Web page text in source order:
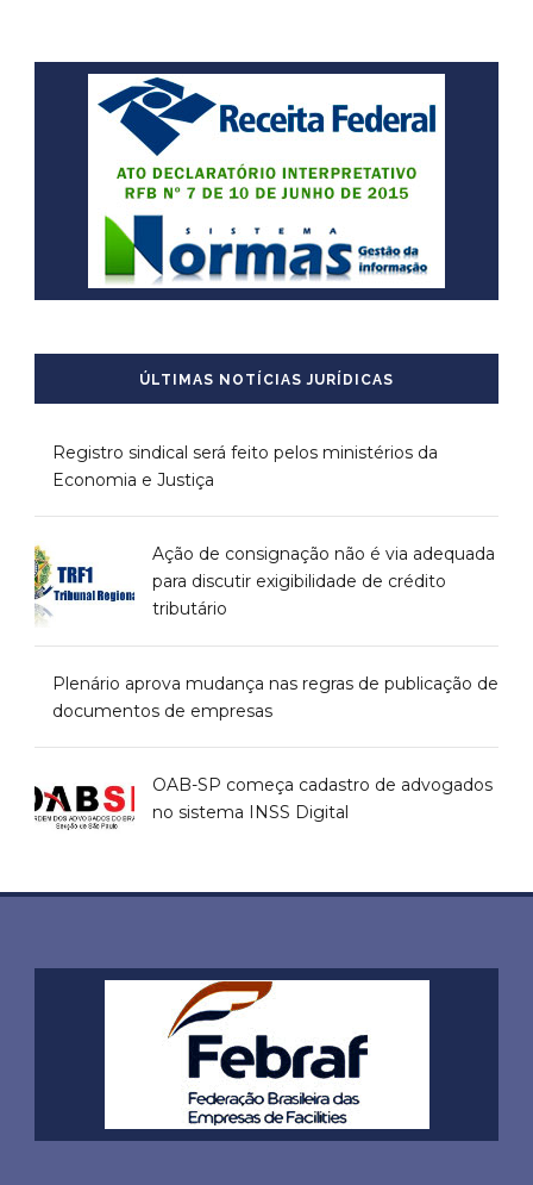
ÚLTIMAS NOTÍCIAS JURÍDICAS
Registro sindical será feito pelos ministérios da
Economia e Justiça
Ação de consignação não é via adequada
para discutir exigibilidade de crédito
tributário
Plenário aprova mudança nas regras de publicação de
documentos de empresas
OAB-SP começa cadastro de advogados
no sistema INSS Digital